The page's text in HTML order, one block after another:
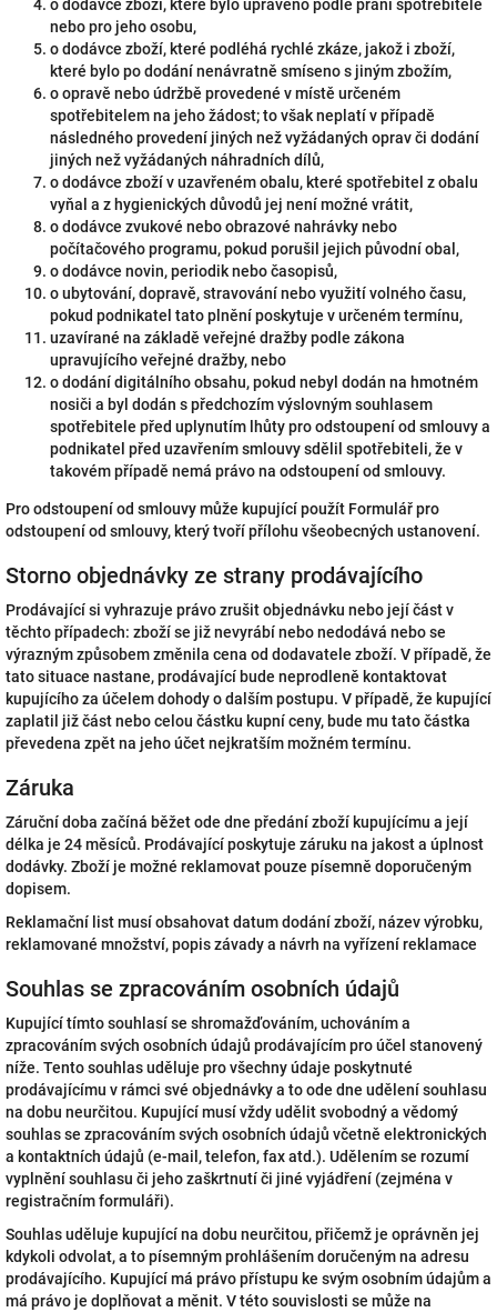
o dodávce zboží, které bylo upraveno podle přání spotřebitele
nebo pro jeho osobu,
o dodávce zboží, které podléhá rychlé zkáze, jakož i zboží,
které bylo po dodání nenávratně smíseno s jiným zbožím,
o opravě nebo údržbě provedené v místě určeném
spotřebitelem na jeho žádost; to však neplatí v případě
následného provedení jiných než vyžádaných oprav či dodání
jiných než vyžádaných náhradních dílů,
o dodávce zboží v uzavřeném obalu, které spotřebitel z obalu
vyňal a z hygienických důvodů jej není možné vrátit,
o dodávce zvukové nebo obrazové nahrávky nebo
počítačového programu, pokud porušil jejich původní obal,
o dodávce novin, periodik nebo časopisů,
o ubytování, dopravě, stravování nebo využití volného času,
pokud podnikatel tato plnění poskytuje v určeném termínu,
uzavírané na základě veřejné dražby podle zákona
upravujícího veřejné dražby, nebo
o dodání digitálního obsahu, pokud nebyl dodán na hmotném
nosiči a byl dodán s předchozím výslovným souhlasem
spotřebitele před uplynutím lhůty pro odstoupení od smlouvy a
podnikatel před uzavřením smlouvy sdělil spotřebiteli, že v
takovém případě nemá právo na odstoupení od smlouvy.
Pro odstoupení od smlouvy může kupující použít Formulář pro
odstoupení od smlouvy, který tvoří přílohu všeobecných ustanovení.
Storno objednávky ze strany prodávajícího
Prodávající si vyhrazuje právo zrušit objednávku nebo její část v
těchto případech: zboží se již nevyrábí nebo nedodává nebo se
výrazným způsobem změnila cena od dodavatele zboží. V případě, že
tato situace nastane, prodávající bude neprodleně kontaktovat
kupujícího za účelem dohody o dalším postupu. V případě, že kupující
zaplatil již část nebo celou částku kupní ceny, bude mu tato částka
převedena zpět na jeho účet nejkratším možném termínu.
Záruka
Záruční doba začíná běžet ode dne předání zboží kupujícímu a její
délka je 24 měsíců. Prodávající poskytuje záruku na jakost a úplnost
dodávky. Zboží je možné reklamovat pouze písemně doporučeným
dopisem.
Reklamační list musí obsahovat datum dodání zboží, název výrobku,
reklamované množství, popis závady a návrh na vyřízení reklamace
Souhlas se zpracováním osobních údajů
Kupující tímto souhlasí se shromažďováním, uchováním a
zpracováním svých osobních údajů prodávajícím pro účel stanovený
níže. Tento souhlas uděluje pro všechny údaje poskytnuté
prodávajícímu v rámci své objednávky a to ode dne udělení souhlasu
na dobu neurčitou. Kupující musí vždy udělit svobodný a vědomý
souhlas se zpracováním svých osobních údajů včetně elektronických
a kontaktních údajů (e-mail, telefon, fax atd.). Udělením se rozumí
vyplnění souhlasu či jeho zaškrtnutí či jiné vyjádření (zejména v
registračním formuláři).
Souhlas uděluje kupující na dobu neurčitou, přičemž je oprávněn jej
kdykoli odvolat, a to písemným prohlášením doručeným na adresu
prodávajícího. Kupující má právo přístupu ke svým osobním údajům a
má právo je doplňovat a měnit. V této souvislosti se může na